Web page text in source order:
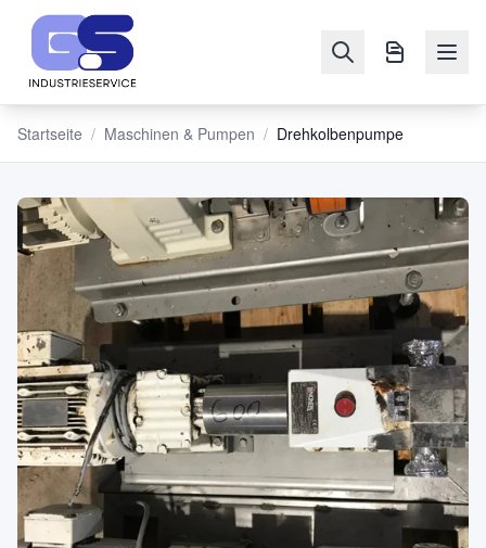
NAVIGATION
Maschinen
&
Pumpen
Verkaufen
Blog
Über
Startseite / Maschinen & Pumpen / Drehkolbenpumpe